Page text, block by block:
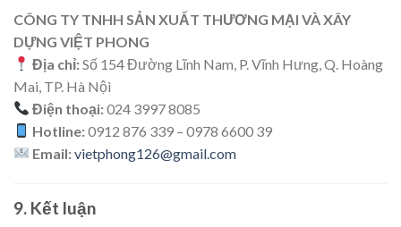
CÔNG TY TNHH SẢN XUẤT THƯƠNG MẠI VÀ XÂY
DỰNG VIỆT PHONG
Địa chỉ:Số 154 Đường Lĩnh Nam, P. Vĩnh Hưng, Q. Hoàng
Mai, TP. Hà Nội
Điện thoại:024 3997 8085
Hotline:0912 876 339 – 0978 6600 39
Email:vietphong126@gmail.com
9. Kết luận